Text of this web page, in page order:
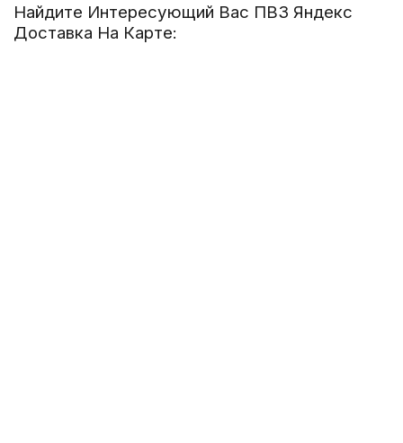
Найдите Интересующий Вас ПВЗ Яндекс
Доставка На Карте: